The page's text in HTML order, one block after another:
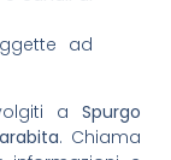
ad
a Spurgo
. Chiama